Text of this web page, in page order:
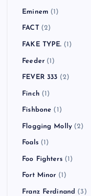
Eminem (1)
FACT(2)
FAKE TYPE. (1)
Feeder(1)
FEVER 333 (2)
Finch (1)
Fishbone (1)
Flogging Molly (2)
Foals(1)
Foo Fighters(1)
Fort Minor (1)
Franz Ferdinand (3)